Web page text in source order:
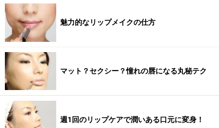
魅力的なリップメイクの仕方
マット？セクシー？憧れの唇になる丸秘テク
週1回のリップケアで潤いある口元に変身！